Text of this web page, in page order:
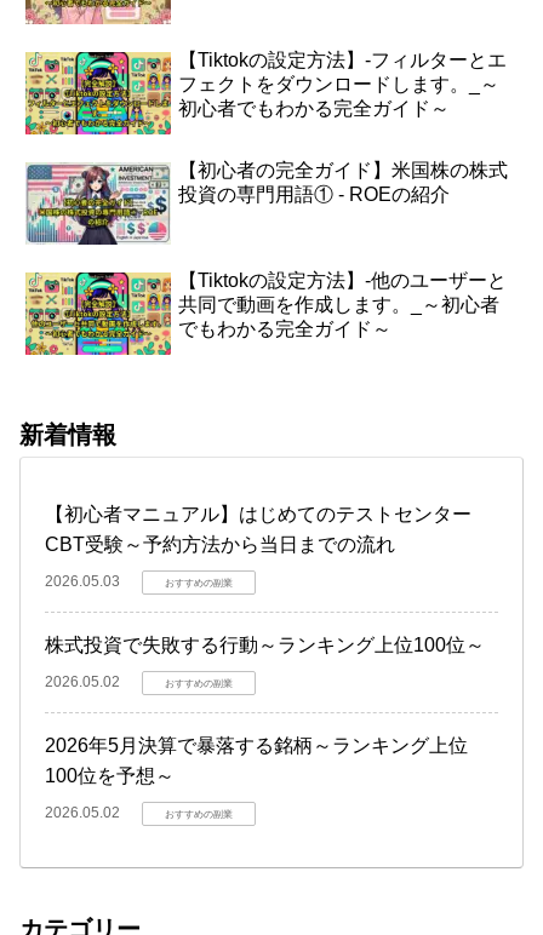
【Tiktokの設定方法】-フィルターとエ
フェクトをダウンロードします。_～
初心者でもわかる完全ガイド～
【初心者の完全ガイド】米国株の株式
投資の専門用語① - ROEの紹介
【Tiktokの設定方法】-他のユーザーと
共同で動画を作成します。_～初心者
でもわかる完全ガイド～
新着情報
【初心者マニュアル】はじめてのテストセンター
CBT受験～予約方法から当日までの流れ
2026.05.03 おすすめの副業
株式投資で失敗する行動～ランキング上位100位～
2026.05.02 おすすめの副業
2026年5月決算で暴落する銘柄～ランキング上位
100位を予想～
2026.05.02 おすすめの副業
カテゴリー